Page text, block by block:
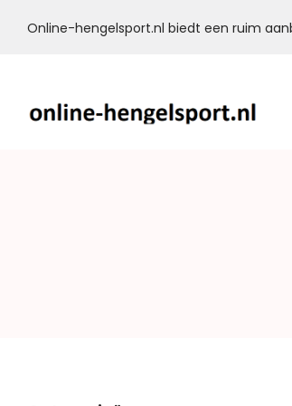
Online-hengelsport.nl biedt een ruim